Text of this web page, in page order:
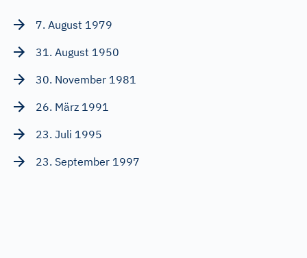
7. August 1979
31. August 1950
30. November 1981
26. März 1991
23. Juli 1995
23. September 1997